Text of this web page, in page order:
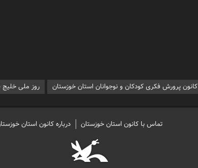
کانون پرورش فکری کودکان و نوجوانان استان خوزستان روز ملی
تماس با کانون استان خوزستان درباره کانون استان